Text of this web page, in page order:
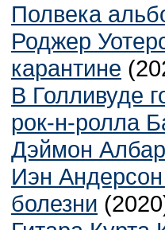
Полвека
Роджер
карантине
В Голливуде
рок-н-ролла
Дэймон
Иэн
болезни